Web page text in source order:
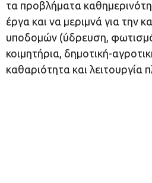
τα προβλήματα
έργα και να μεριμνά για την
υποδομών (ύδρευση,
κοιμητήρια, δημοτική-
καθαριότητα και λειτουργία